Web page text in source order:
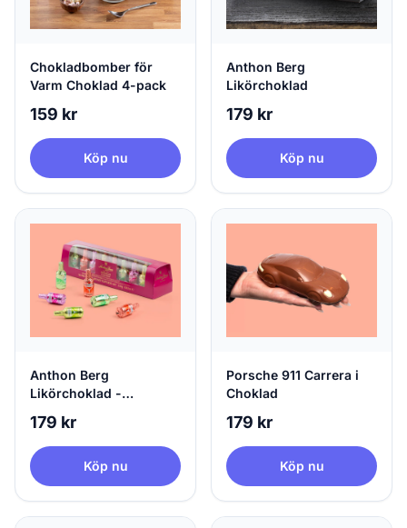
Chokladbomber för
Varm Choklad 4-pack
159 kr
Köp nu
Anthon Berg
Likörchoklad
179 kr
Köp nu
Anthon Berg
Likörchoklad -
179 kr
Köp nu
Porsche 911 Carrera i
Choklad
179 kr
Köp nu